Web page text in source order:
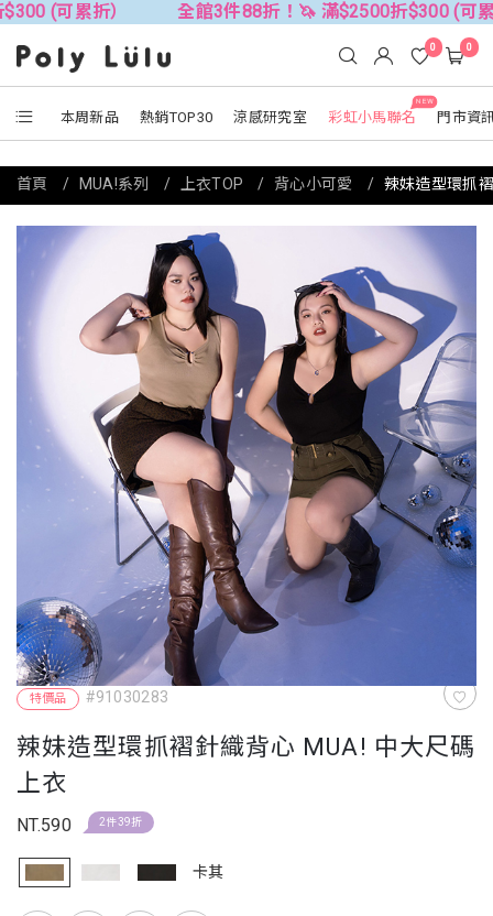
） 全館3件88折！🦄 滿$2500折$300 (可累折）
本周新品 熱銷TOP30 涼感研究室
NEW
彩虹小馬聯名 門市資
0 0
特價品 #91030283
辣妹造型環抓褶針織背心 MUA! 中大尺碼
上衣
NT.590 2件39折
卡其
首頁 MUA!系列 上衣TOP 背心小可愛 辣妹造型環抓